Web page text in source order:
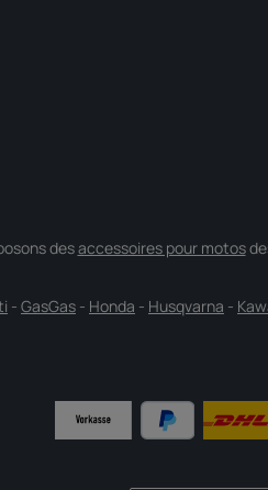
desaccessoires pour motos
- GasGas - Honda - Husqvarna -